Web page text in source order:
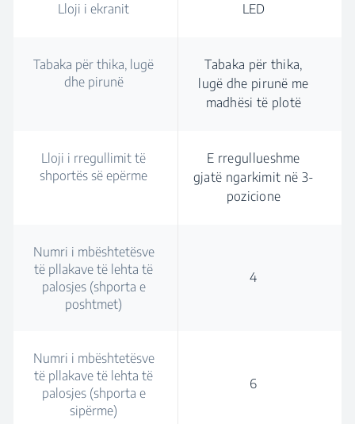
Lloji i ekranit LED
Tabaka për thika, lugë
dhe pirunë
Tabaka për thika,
lugë dhe pirunë me
madhësi të plotë
Lloji i rregullimit të
shportës së epërme
E rregullueshme
gjatë ngarkimit në 3-
pozicione
Numri i mbështetësve
të pllakave të lehta të
palosjes (shporta e
poshtmet)
4
Numri i mbështetësve
të pllakave të lehta të
palosjes (shporta e
sipërme)
6